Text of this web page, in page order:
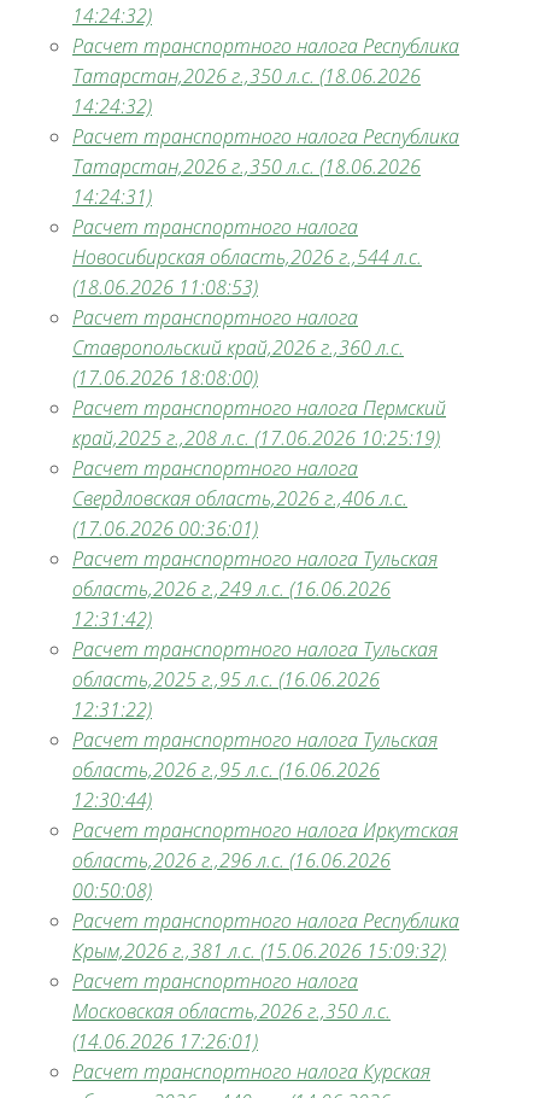
14:24:32)
Расчет транспортного налога Республика
Татарстан,2026 г.,350 л.с. (18.06.2026
14:24:32)
Расчет транспортного налога Республика
Татарстан,2026 г.,350 л.с. (18.06.2026
14:24:31)
Расчет транспортного налога
Новосибирская область,2026 г.,544 л.с.
(18.06.2026 11:08:53)
Расчет транспортного налога
Ставропольский край,2026 г.,360 л.с.
(17.06.2026 18:08:00)
Расчет транспортного налога Пермский
край,2025 г.,208 л.с. (17.06.2026 10:25:19)
Расчет транспортного налога
Свердловская область,2026 г.,406 л.с.
(17.06.2026 00:36:01)
Расчет транспортного налога Тульская
область,2026 г.,249 л.с. (16.06.2026
12:31:42)
Расчет транспортного налога Тульская
область,2025 г.,95 л.с. (16.06.2026
12:31:22)
Расчет транспортного налога Тульская
область,2026 г.,95 л.с. (16.06.2026
12:30:44)
Расчет транспортного налога Иркутская
область,2026 г.,296 л.с. (16.06.2026
00:50:08)
Расчет транспортного налога Республика
Крым,2026 г.,381 л.с. (15.06.2026 15:09:32)
Расчет транспортного налога
Московская область,2026 г.,350 л.с.
(14.06.2026 17:26:01)
Расчет транспортного налога Курская